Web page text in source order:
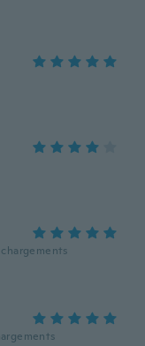
chargements